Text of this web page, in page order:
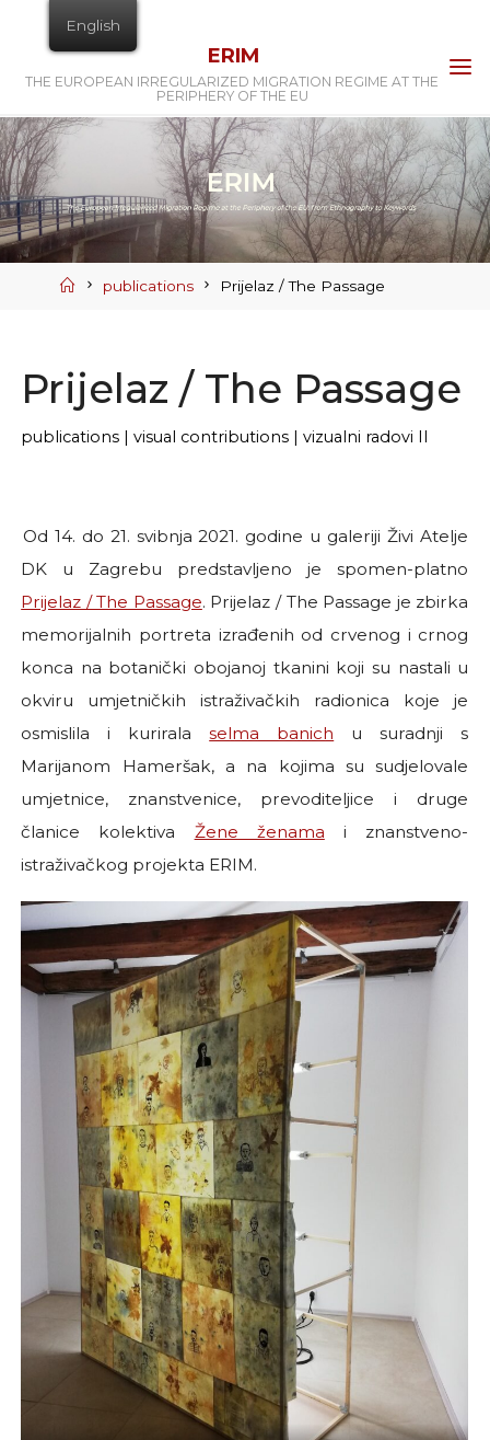
content
ERIM
THE EUROPEAN IRREGULARIZED MIGRATION REGIME AT THE
PERIPHERY OF THE EU
Home
publications Prijelaz / The Passage
Prijelaz / The Passage
publications | visual contributions | vizualni radovi II
Od 14. do 21. svibnja 2021. godine u galeriji Živi Atelje
DK u Zagrebu predstavljeno je spomen-platno
Prijelaz / The Passage. Prijelaz / The Passage je zbirka
memorijalnih portreta izrađenih od crvenog i crnog
konca na botanički obojanoj tkanini koji su nastali u
okviru umjetničkih istraživačkih radionica koje je
osmislila i kuriralaselma banich u suradnji s
Marijanom Hameršak, a na kojima su sudjelovale
umjetnice, znanstvenice, prevoditeljice i druge
članice kolektiva Žene ženama i znanstveno-
istraživačkog projekta ERIM.
English